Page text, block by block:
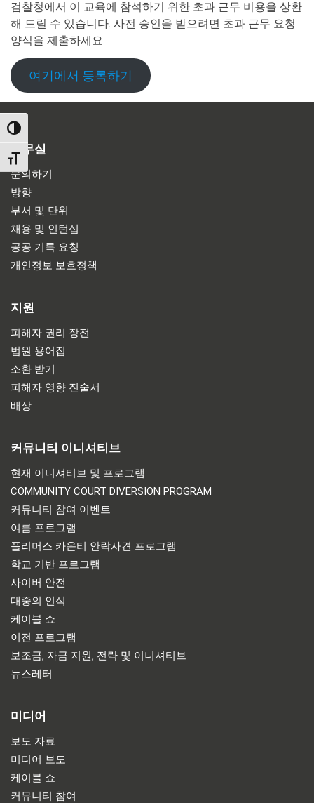
TOGGLE HIGH CONTRAST
TOGGLE FONT SIZE
검찰청에서 이 교육에 참석하기 위한 초과 근무 비용을 상환
해 드릴 수 있습니다. 사전 승인을 받으려면 초과 근무 요청
양식을 제출하세요.
여기에서 등록하기
사무실
문의하기
방향
부서 및 단위
채용 및 인턴십
공공 기록 요청
개인정보 보호정책
지원
피해자 권리 장전
법원 용어집
소환 받기
피해자 영향 진술서
배상
커뮤니티 이니셔티브
현재 이니셔티브 및 프로그램
COMMUNITY COURT DIVERSION PROGRAM
커뮤니티 참여 이벤트
여름 프로그램
플리머스 카운티 안락사견 프로그램
학교 기반 프로그램
사이버 안전
대중의 인식
케이블 쇼
이전 프로그램
보조금, 자금 지원, 전략 및 이니셔티브
뉴스레터
미디어
보도 자료
미디어 보도
케이블 쇼
커뮤니티 참여